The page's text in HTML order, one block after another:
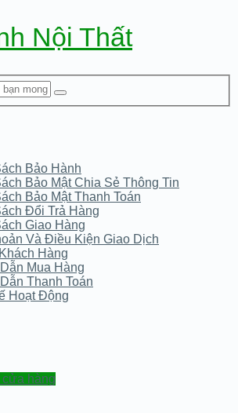
Bảo Hành
Bảo Mật Chia Sẻ Thông Tin
Bảo Mật Thanh Toán
Đổi Trả Hàng
Giao Hàng
Và Điều Kiện Giao Dịch
Hàng
Mua Hàng
Thanh Toán
Hoạt Động
hàng